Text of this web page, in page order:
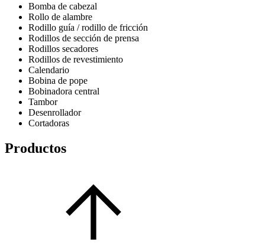
Bomba de cabezal
Rollo de alambre
Rodillo guía / rodillo de fricción
Rodillos de sección de prensa
Rodillos secadores
Rodillos de revestimiento
Calendario
Bobina de pope
Bobinadora central
Tambor
Desenrollador
Cortadoras
Productos